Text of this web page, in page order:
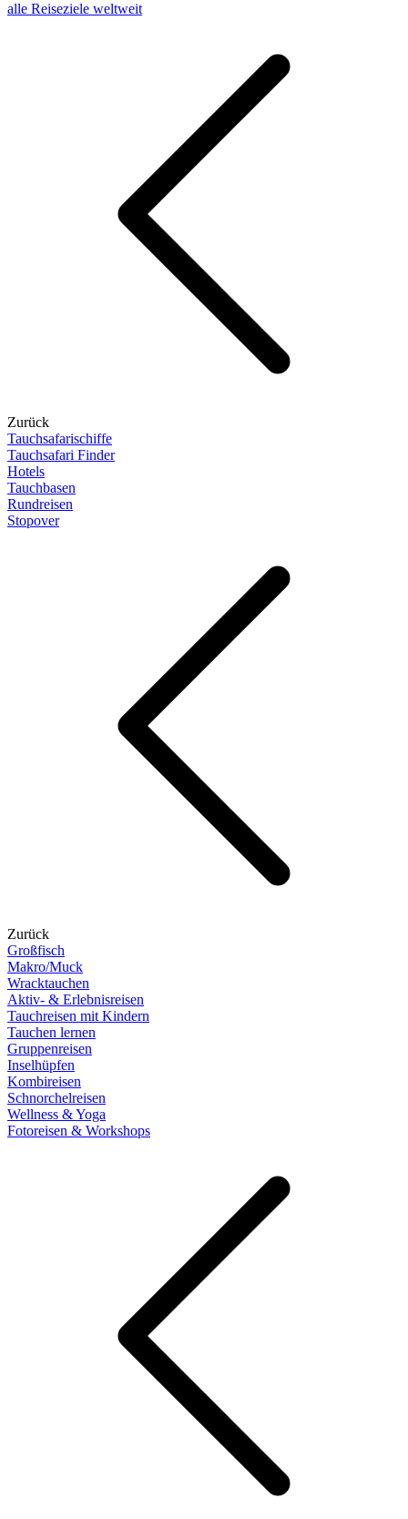
alle Reiseziele weltweit
Zurück
Tauchsafarischiffe
Tauchsafari Finder
Hotels
Tauchbasen
Rundreisen
Stopover
Zurück
Großfisch
Makro/Muck
Wracktauchen
Aktiv- & Erlebnisreisen
Tauchreisen mit Kindern
Tauchen lernen
Gruppenreisen
Inselhüpfen
Kombireisen
Schnorchelreisen
Wellness & Yoga
Fotoreisen & Workshops